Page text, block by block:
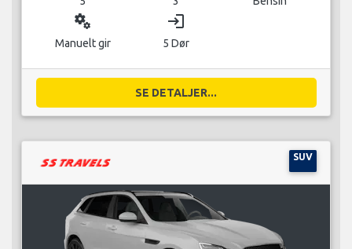
miscellaneous_services
Manuelt gir
login
5 Dør
SE DETALJER...
SUV